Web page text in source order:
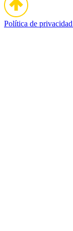
Política de privacidad